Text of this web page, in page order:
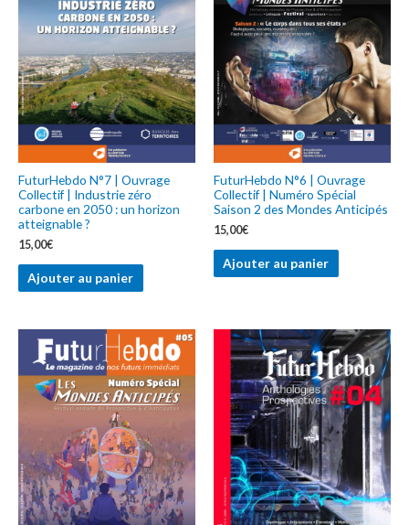
FuturHebdo N°7 | Ouvrage
Collectif | Industrie zéro
carbone en 2050 : un horizon
atteignable ?
15,00€
Ajouter au panier
FuturHebdo N°6 | Ouvrage
Collectif | Numéro Spécial
Saison 2 des Mondes Anticipés
15,00€
Ajouter au panier